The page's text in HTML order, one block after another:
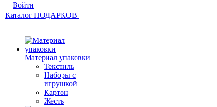
Войти
Каталог ПОДАРКОВ
Материал упаковки
Текстиль
Наборы с
игрушкой
Картон
Жесть